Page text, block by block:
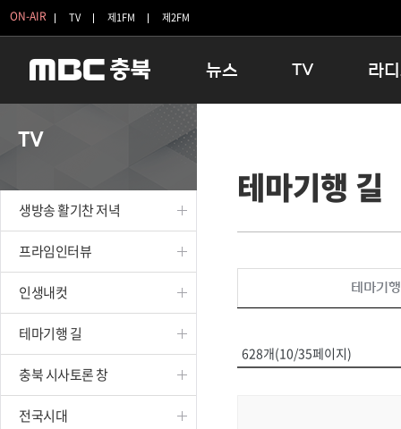
ON-AIR TV 제1FM 제2FM
뉴스
보은
옥천
TV
인생내컷
테마기행 길
시청자 FLEX
라
16:00
우리 고
TV
생방송 활기찬 저녁
프라임인터뷰
인생내컷
테마기행 길
충북 시사토론 창
전국시대
테마기행 길
테마기
628개(10/35페이지)